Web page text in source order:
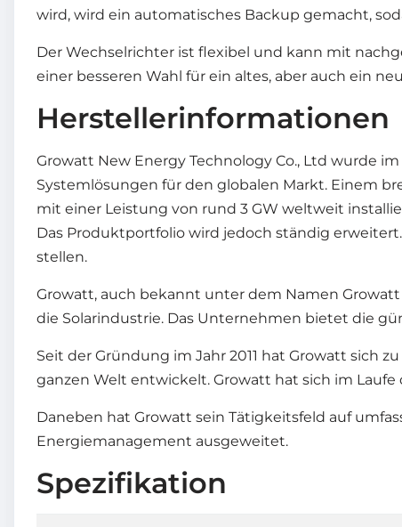
wird, wird ein automatisches Backup gemacht,
Der Wechselrichter ist flexibel und kann mit
einer besseren Wahl für ein altes, aber auch ein
Herstellerinformationen
Growatt New Energy Technology Co., Ltd wurde
Systemlösungen für den globalen Markt. Einem
mit einer Leistung von rund 3 GW weltweit
Das Produktportfolio wird jedoch ständig
stellen.
Growatt, auch bekannt unter dem Namen
die Solarindustrie. Das Unternehmen bietet die
Seit der Gründung im Jahr 2011 hat Growatt sich
ganzen Welt entwickelt. Growatt hat sich im
Daneben hat Growatt sein Tätigkeitsfeld auf
Energiemanagement ausgeweitet.
Spezifikation